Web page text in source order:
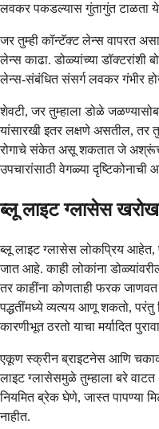
लवकर पकडल्यास गुंतागुंत टाळता
जर तुम्ही कॉन्टॅक्ट लेन्स वापरत
लेन्स काढा. डोळ्यांच्या डॉक्टरांशी
लेन्स-संबंधित संसर्ग लवकर गंभीर
शेवटी, जर तुम्हाला डोळे
यांसारखी इतर लक्षणे असतील, तर
रोगाचे संकेत असू शकतात जे अश्रूंचे
उपचारांसाठी वेगळ्या
ब्लू लाइट ग्लासेस
ब्लू लाइट ग्लासेस लोकप्रिय आहेत,
जात आहे. काही लोकांना
तर काहींना कोणताही फरक जाणवत
पद्धतींमध्ये व्यत्यय आणू शकतो,
कारणीभूत ठरतो याचा मर्यादित
एकूण स्क्रीन ब्राइटनेस आणि
लाइट ग्लासेसमुळे तुम्हाला बरे
नियमित ब्रेक घेणे, जास्त पापण्या
नाहीत.